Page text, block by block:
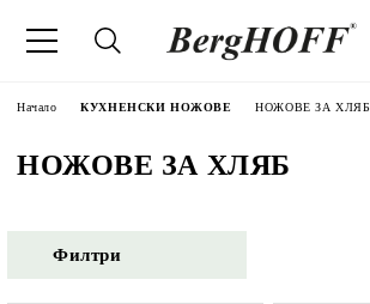
Начало КУХНЕНСКИ НОЖОВЕ НОЖОВЕ ЗА ХЛЯБ
НОЖОВЕ ЗА ХЛЯБ
Филтри